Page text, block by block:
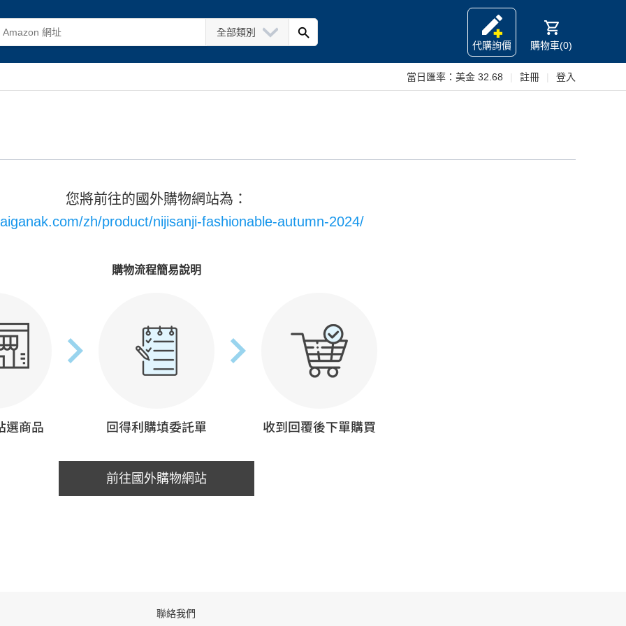
全部類別
代購詢價
購物車(0)
當日匯率： 美金 32.68 註冊 登入
您將前往的國外購物網站為：
zh/product/nijisanji-fashionable-autumn-2024/
購物流程簡易說明
前往國外購物網站
聯絡我們